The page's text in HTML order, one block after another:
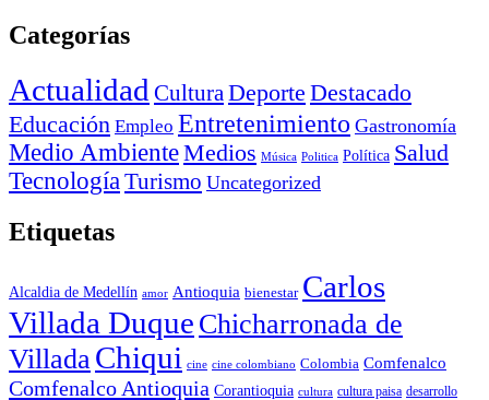
Categorías
Actualidad CulturaDeporte Destacado
Educación Empleo Entretenimiento Gastronomía
Medio AmbienteMedios Música Politica Política Salud
Tecnología Turismo Uncategorized
Etiquetas
Alcaldia de Medellín amor Antioquia bienestar Carlos
Villada Duque Chicharronada de
Villada Chiqui cine cine colombiano Colombia Comfenalco
Comfenalco Antioquia Corantioquia cultura cultura paisa desarrollo